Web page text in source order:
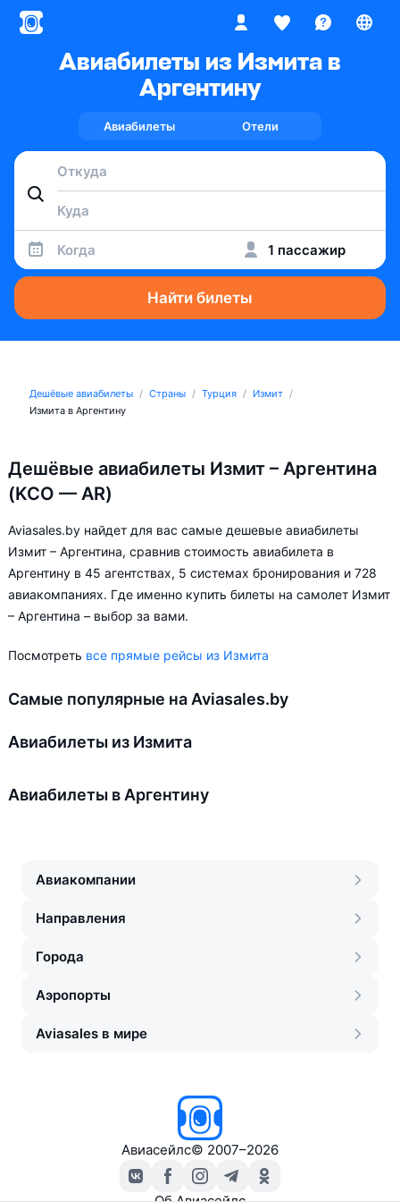
Авиабилеты из Измита в
Аргентину
Авиабилеты Отели
Когда 1 пассажир
Найти билеты
Дешёвые авиабилеты Страны Турция
Измит
Измита в Аргентину
Дешёвые авиабилеты Измит – Аргентина
(KCO — AR)
Aviasales.by найдет для вас самые дешевые авиабилеты
Измит – Аргентина, сравнив стоимость авиабилета в
Аргентину в 45 агентствах, 5 системах бронирования и 728
авиакомпаниях. Где именно купить билеты на самолет Измит
– Аргентина – выбор за вами.
Посмотреть все прямые рейсы из Измита
Самые популярные на Aviasales.by
Авиабилеты из Измита
Авиабилеты в Аргентину
Авиакомпании
Направления
Города
Аэропорты
Aviasales в мире
Авиасейлс© 2007–2026